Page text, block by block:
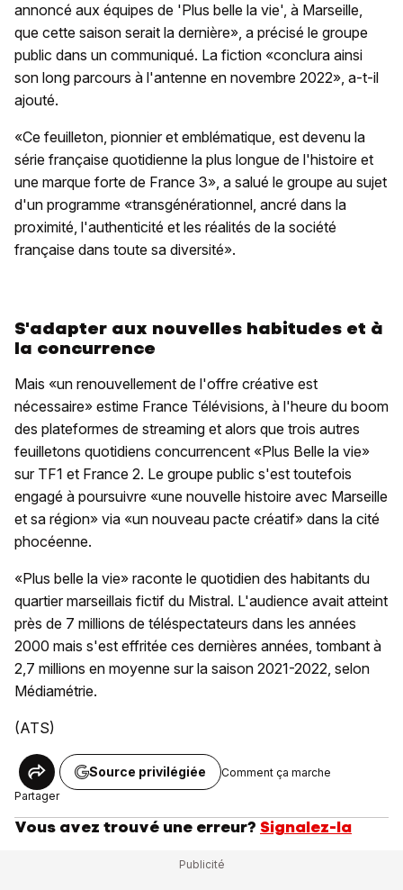
annoncé aux équipes de 'Plus belle la vie', à Marseille,
que cette saison serait la dernière», a précisé le groupe
public dans un communiqué. La fiction «conclura ainsi
son long parcours à l'antenne en novembre 2022», a-t-il
ajouté.
«Ce feuilleton, pionnier et emblématique, est devenu la
série française quotidienne la plus longue de l'histoire et
une marque forte de France 3», a salué le groupe au sujet
d'un programme «transgénérationnel, ancré dans la
proximité, l'authenticité et les réalités de la société
française dans toute sa diversité».
S'adapter aux nouvelles habitudes et à
la concurrence
Mais «un renouvellement de l'offre créative est
nécessaire» estime France Télévisions, à l'heure du boom
des plateformes de streaming et alors que trois autres
feuilletons quotidiens concurrencent «Plus Belle la vie»
sur TF1 et France 2. Le groupe public s'est toutefois
engagé à poursuivre «une nouvelle histoire avec Marseille
et sa région» via «un nouveau pacte créatif» dans la cité
phocéenne.
«Plus belle la vie» raconte le quotidien des habitants du
quartier marseillais fictif du Mistral. L'audience avait atteint
près de 7 millions de téléspectateurs dans les années
2000 mais s'est effritée ces dernières années, tombant à
2,7 millions en moyenne sur la saison 2021-2022, selon
Médiamétrie.
(ATS)
Partager
Source privilégiée Comment ça marche
Vous avez trouvé une erreur? Signalez-la